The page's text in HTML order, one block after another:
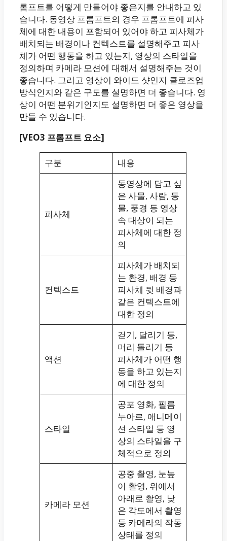
롬프트를 어떻게 만들어야 좋은지를 안내하고 있
습니다. 동영상 프롬프트의 경우 프롬프트에 피사
체에 대한 내용이 포함되어 있어야 하고 피사체가
배치되는 배경이나 컨텍스트를 설명해주고 피사
체가 어떤 행동을 하고 있는지, 영상의 스타일을
정의하며 카메라 모션에 대해서 설명해주는 것이
좋습니다. 그리고 영상이 와이드 샷인지 클로즈업
방식인지와 같은 구도를 설명하면 더 좋습니다. 영
상이 어떤 분위기인지도 설명하면 더 좋은 영상을
만들 수 있습니다.
[VEO3 프롬프트 요소]
구분 내용
피사체
동영상에 담고 싶
은 사물, 사람, 동
물, 풍경 등 영상
속 대상이 되는
피사체에 대한 정
의
컨텍스트
피사체가 배치되
는 환경, 배경 등
피사체 뒷 배경과
같은 컨텍스트에
대한 정의
액션
걷기, 달리기 등,
머리 돌리기 등
피사체가 어떤 행
동을 하고 있는지
에 대한 정의
스타일
공포 영화, 필름
누아르, 애니메이
션 스타일 등 영
상의 스타일을 구
체적으로 정의
카메라 모션
공중 촬영, 눈높
이 촬영, 위에서
아래로 촬영, 낮
은 각도에서 촬영
등 카메라의 작동
상태를 정의